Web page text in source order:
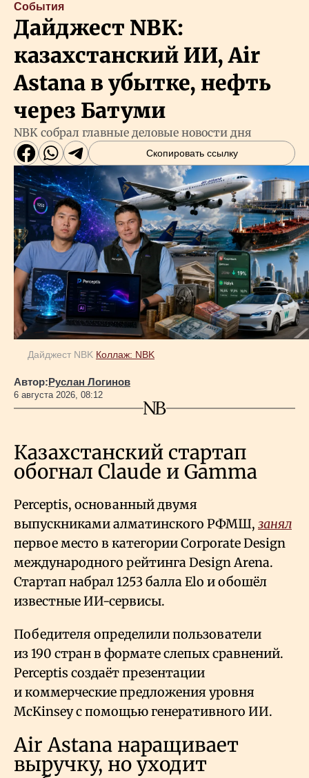
События
Дайджест NBK:
казахстанский ИИ, Air
Astana в убытке, нефть
через Батуми
NBK собрал главные деловые новости дня
Скопировать ссылку
Дайджест NBK Коллаж: NBK
Автор:Руслан Логинов
6 августа 2026, 08:12
Казахстанский стартап
обогнал Claude и Gamma
Perceptis, основанный двумя
выпускниками алматинского РФМШ, занял
первое место в категории Corporate Design
международного рейтинга Design Arena.
Стартап набрал 1253 балла Elo и обошёл
известные ИИ-сервисы.
Победителя определили пользователи
из 190 стран в формате слепых сравнений.
Perceptis создаёт презентации
и коммерческие предложения уровня
McKinsey с помощью генеративного ИИ.
Air Astana наращивает
выручку, но уходит